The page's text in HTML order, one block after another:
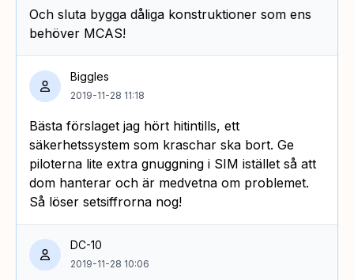
Och sluta bygga dåliga konstruktioner som ens
behöver MCAS!
Biggles
2019-11-28 11:18
Bästa förslaget jag hört hitintills, ett
säkerhetssystem som kraschar ska bort. Ge
piloterna lite extra gnuggning i SIM istället så att
dom hanterar och är medvetna om problemet.
Så löser setsiffrorna nog!
DC-10
2019-11-28 10:06